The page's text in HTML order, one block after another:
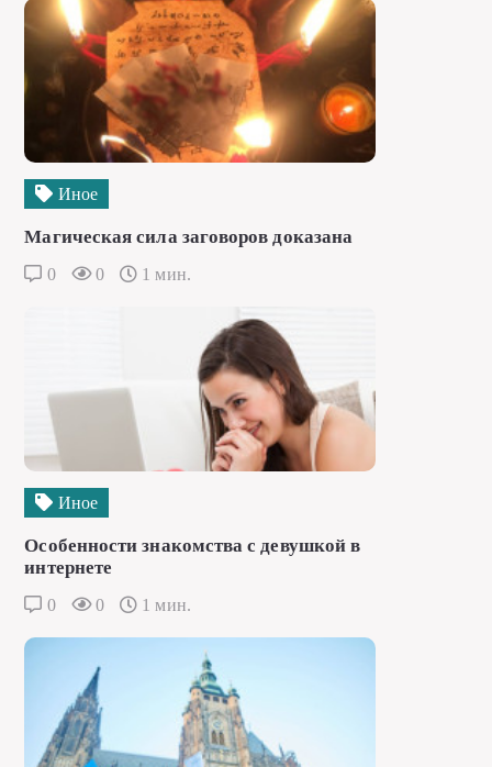
Иное
Магическая сила заговоров доказана
0 0 1 мин.
Иное
Особенности знакомства с девушкой в
интернете
0 0 1 мин.